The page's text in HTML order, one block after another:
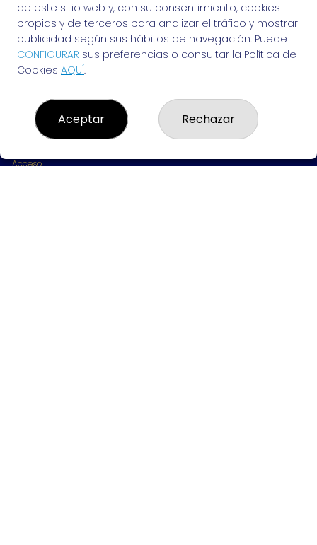
EL VENDEDOR DE SUEÑOS
¿Quiénes somos?
Resultados
Contacto
Empresas
Acceso
de este sitio web y, con su consentimiento, cookies
propias y de terceros para analizar el tráfico y mostrar
publicidad según sus hábitos de navegación. Puede
CONFIGURAR sus preferencias o consultar la Política de
Cookies AQUÍ.
Aceptar Rechazar